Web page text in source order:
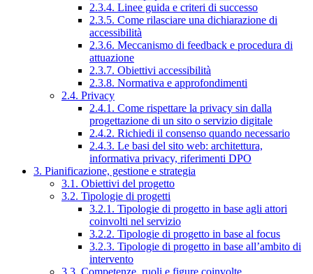
2.3.4. Linee guida e criteri di successo
2.3.5. Come rilasciare una dichiarazione di
accessibilità
2.3.6. Meccanismo di feedback e procedura di
attuazione
2.3.7. Obiettivi accessibilità
2.3.8. Normativa e approfondimenti
2.4. Privacy
2.4.1. Come rispettare la privacy sin dalla
progettazione di un sito o servizio digitale
2.4.2. Richiedi il consenso quando necessario
2.4.3. Le basi del sito web: architettura,
informativa privacy, riferimenti DPO
3. Pianificazione, gestione e strategia
3.1. Obiettivi del progetto
3.2. Tipologie di progetti
3.2.1. Tipologie di progetto in base agli attori
coinvolti nel servizio
3.2.2. Tipologie di progetto in base al focus
3.2.3. Tipologie di progetto in base all’ambito di
intervento
3.3. Competenze, ruoli e figure coinvolte